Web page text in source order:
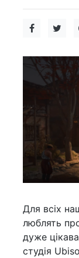
Для всіх
люблять
дуже
студія